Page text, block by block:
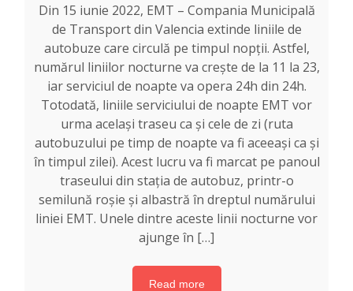
Din 15 iunie 2022, EMT – Compania Municipală
de Transport din Valencia extinde liniile de
autobuze care circulă pe timpul nopții. Astfel,
numărul liniilor nocturne va crește de la 11 la 23,
iar serviciul de noapte va opera 24h din 24h.
Totodată, liniile serviciului de noapte EMT vor
urma același traseu ca și cele de zi (ruta
autobuzului pe timp de noapte va fi aceeași ca și
în timpul zilei). Acest lucru va fi marcat pe panoul
traseului din stația de autobuz, printr-o
semilună roșie și albastră în dreptul numărului
liniei EMT. Unele dintre aceste linii nocturne vor
ajunge în […]
Read more